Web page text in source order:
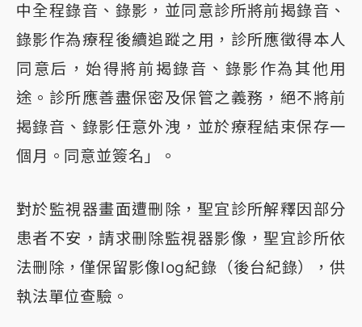
中全程錄音、錄影，並同意診所將前揭錄音、
錄影作為療程後續追蹤之用，診所應徵得本人
同意后，始得將前揭錄音、錄影作為其他用
途。診所應善盡保密及保管之義務，絕不將前
揭錄音、錄影任意外洩，並於療程結束保存一
個月。同意並簽名」。
對於監視器畫面遭刪除，聖宜診所解釋因部分
患者不安，請求刪除監視器影像，聖宜診所依
法刪除，僅保留影像log紀錄（後台紀錄），供
執法單位查驗。